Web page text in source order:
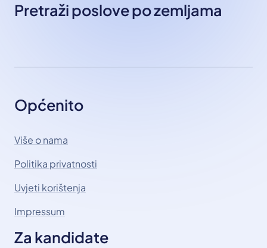
Pretraži poslove po zemljama
Općenito
Više o nama
Politika privatnosti
Uvjeti korištenja
Impressum
Za kandidate